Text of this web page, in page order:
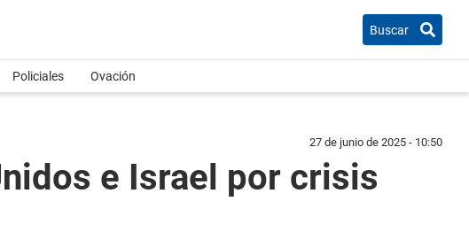
Buscar
Policiales Ovación
27 de junio de 2025 - 10:50
e Israel por crisis